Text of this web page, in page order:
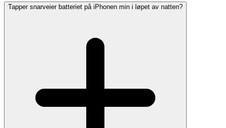
Tapper snarveier batteriet på iPhonen min i løpet av natten?